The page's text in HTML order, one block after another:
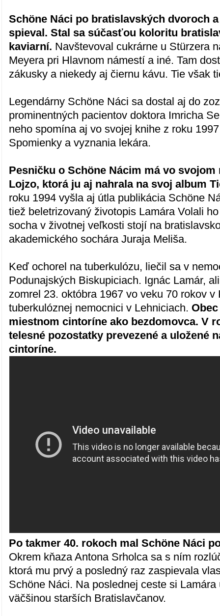
Schöne Náci po bratislavských dvoroch
spieval. Stal sa súčasťou koloritu
kaviarní. Navštevoval cukrárne u Stürzera
Meyera pri Hlavnom námestí a iné. Tam
zákusky a niekedy aj čiernu kávu. Tie však
Legendárny Schöne Náci sa dostal aj do
prominentných pacientov doktora Imricha
neho spomína aj vo svojej knihe z roku
Spomienky a vyznania lekára.
Pesničku o Schöne Nácim má vo
Lojzo, ktorá ju aj nahrala na svoj album
roku 1994 vyšla aj útla publikácia Schöne
tiež beletrizovaný životopis Lamára Volali
socha v životnej veľkosti stojí na
akademického sochára Juraja Meliša.
Keď ochorel na tuberkulózu, liečil sa v
Podunajských Biskupiciach. Ignác Lamár,
zomrel 23. októbra 1967 vo veku 70 rokov v
tuberkulóznej nemocnici v Lehniciach.
miestnom cintoríne ako bezdomovca. V
telesné pozostatky prevezené a uložené
cintoríne.
Po takmer 40. rokoch mal Schöne Náci
Okrem kňaza Antona Srholca sa s ním
ktorá mu prvý a posledný raz zaspievala
Schöne Náci. Na poslednej ceste si Lamára
väčšinou starších Bratislavčanov.